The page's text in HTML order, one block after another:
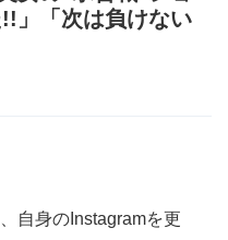
」「次は負けない
自身のInstagramを更